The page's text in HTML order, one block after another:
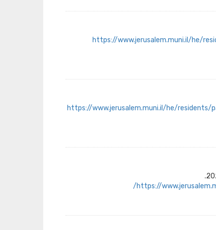
https://www.jerusalem.muni.il/he/
https://www.jerusalem.muni.il/he/residents/
https://